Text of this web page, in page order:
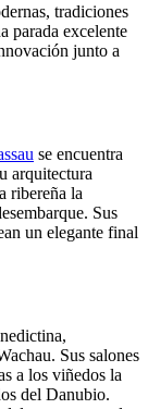
tradiciones
parada excelente
junto a
se encuentra
arquitectura
ribereña la
Sus
un elegante final
Sus salones
a los viñedos la
del Danubio.